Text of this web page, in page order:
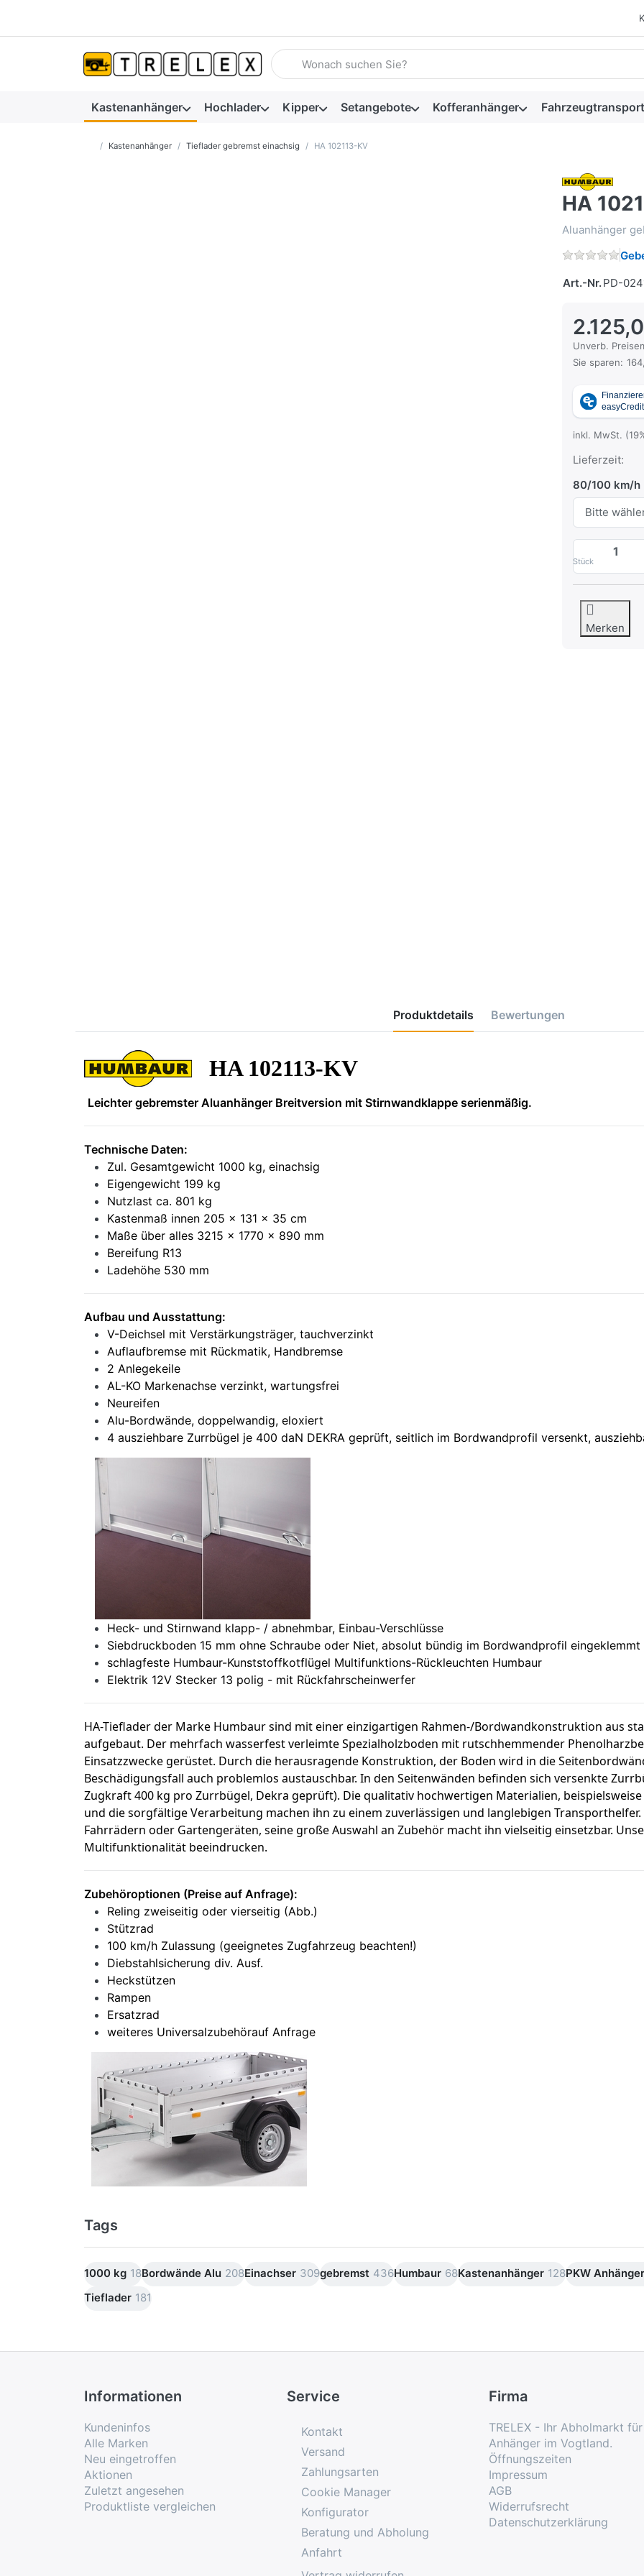
Geben Sie einen Suchbegriff ein. Während Sie tippen, erscheinen
Kastenanhänger Hochlader Kipper Setangebote Kofferanhänger
Startseite
Kastenanhänger Tieflader gebremst einachsig HA 102113-KV
HA
Aluanhänger
Art.-Nr.PD-
Unverb.
Die UVP ist
Sie sparen:
inkl. MwSt.
Lieferzeit:
80/100 km/h
Stück
Merken
Produktdetails Bewertungen
HA 102113-KV
Leichter gebremster Aluanhänger Breitversion mit Stirnwandklappe serienmäßig.
Technische Daten:
Zul. Gesamtgewicht 1000 kg, einachsig
Eigengewicht 199 kg
Nutzlast ca. 801 kg
Kastenmaß innen 205 x 131 x 35 cm
Maße über alles 3215 x 1770 x 890 mm
Bereifung R13
Ladehöhe 530 mm
Aufbau und Ausstattung:
V-Deichsel mit Verstärkungsträger, tauchverzinkt
Auflaufbremse mit Rückmatik, Handbremse
2 Anlegekeile
AL-KO Markenachse verzinkt, wartungsfrei
Neureifen
Alu-Bordwände, doppelwandig, eloxiert
4 ausziehbare Zurrbügel je 400 daN DEKRA geprüft, seitlich im Bordwandprofil versenkt,
Heck- und Stirnwand klapp- / abnehmbar, Einbau-Verschlüsse
Siebdruckboden 15 mm ohne Schraube oder Niet, absolut bündig im Bordwandprofil eingeklemmt
schlagfeste Humbaur-Kunststoffkotflügel Multifunktions-Rückleuchten Humbaur
Elektrik 12V Stecker 13 polig - mit Rückfahrscheinwerfer
HA-Tieflader der Marke Humbaur sind mit einer einzigartigen Rahmen-/Bordwandkonstruktion aus
aufgebaut. Der mehrfach wasserfest verleimte Spezialholzboden mit rutschhemmender
Einsatzzwecke gerüstet. Durch die herausragende Konstruktion, der Boden wird in die
Beschädigungsfall auch problemlos austauschbar. In den Seitenwänden befinden sich versenkte
Zugkraft 400 kg pro Zurrbügel, Dekra geprüft). Die qualitativ hochwertigen Materialien,
und die sorgfältige Verarbeitung machen ihn zu einem zuverlässigen und langlebigen
Fahrrädern oder Gartengeräten, seine große Auswahl an Zubehör macht ihn vielseitig einsetzbar.
Multifunktionalität beeindrucken.
Zubehöroptionen (Preise auf Anfrage):
Reling zweiseitig oder vierseitig (Abb.)
Stützrad
100 km/h Zulassung (geeignetes Zugfahrzeug beachten!)
Diebstahlsicherung div. Ausf.
Heckstützen
Rampen
Ersatzrad
weiteres Universalzubehörauf Anfrage
Tags
1000 kg 18Bordwände Alu 208Einachser 309gebremst 436Humbaur 68Kastenanhänger 128PKW Anhänger
Tieflader 181
Informationen
Kundeninfos
Alle Marken
Neu eingetroffen
Aktionen
Zuletzt angesehen
Produktliste vergleichen
Service
Kontakt
Versand
Zahlungsarten
Cookie Manager
Konfigurator
Beratung und Abholung
Anfahrt
Firma
TRELEX - Ihr Abholmarkt für
Anhänger im Vogtland.
Öffnungszeiten
Impressum
AGB
Widerrufsrecht
Datenschutzerklärung